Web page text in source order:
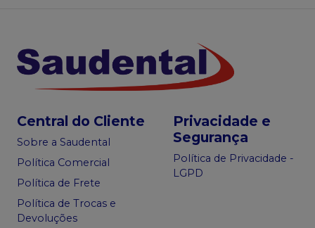
Central do Cliente
Sobre a Saudental
Política Comercial
Política de Frete
Política de Trocas e
Devoluções
Privacidade e
Segurança
Política de Privacidade -
LGPD